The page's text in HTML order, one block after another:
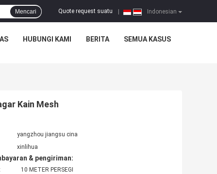
Indonesian
Quote request suatu
Mencari
HUBUNGI KAMI BERITA SEMUA KASUS
Kain Mesh
yangzhou jiangsu cina
xinlihua
& pengiriman:
10 METER PERSEGI